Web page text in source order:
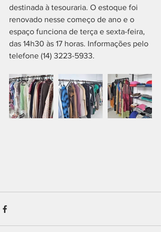
destinada à tesouraria. O estoque foi
renovado nesse começo de ano e o
espaço funciona de terça e sexta-feira,
das 14h30 às 17 horas. Informações pelo
telefone (14) 3223-5933.